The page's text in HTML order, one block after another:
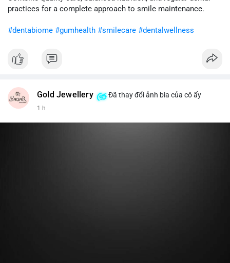
cân nhắc giảm tỷ trọng đòn bẩy và chờ xu hướng rõ ràng trước
practices for a complete approach to smile maintenance.
#dentabiome #gumhealth #smilecare #dentalwellness
Gold Jewellery Đã thay đổi ảnh bìa của cô ấy
1 h